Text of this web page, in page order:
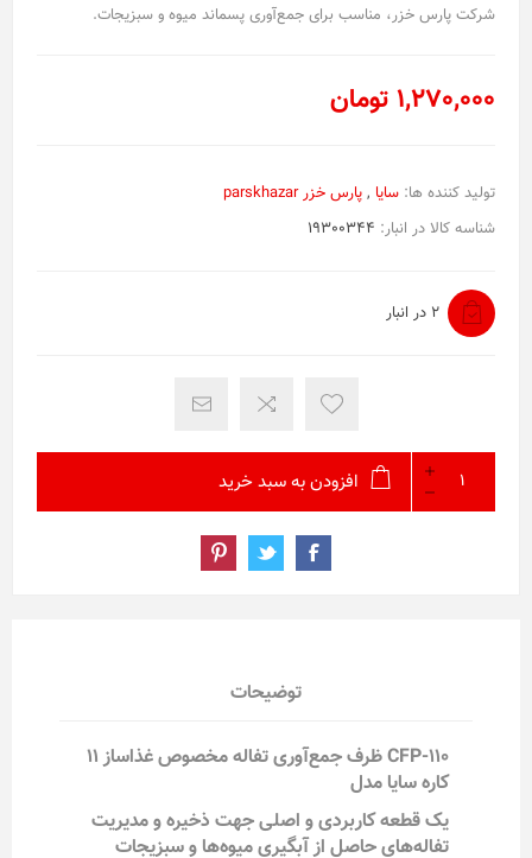
شرکت پارس خزر، مناسب برای جمع‌آوری پسماند میوه و سبزیجات.
1,270,000 تومان
تولید کننده ها: سایا , پارس خزر parskhazar
شناسه کالا در انبار: 19300344
2 در انبار
افزودن به سبد خرید
توضیحات
CFP-110 ظرف جمع‌آوری تفاله مخصوص غذاساز 11
کاره سایا مدل
یک قطعه کاربردی و اصلی جهت ذخیره و مدیریت
تفاله‌های حاصل از آبگیری میوه‌ها و سبزیجات